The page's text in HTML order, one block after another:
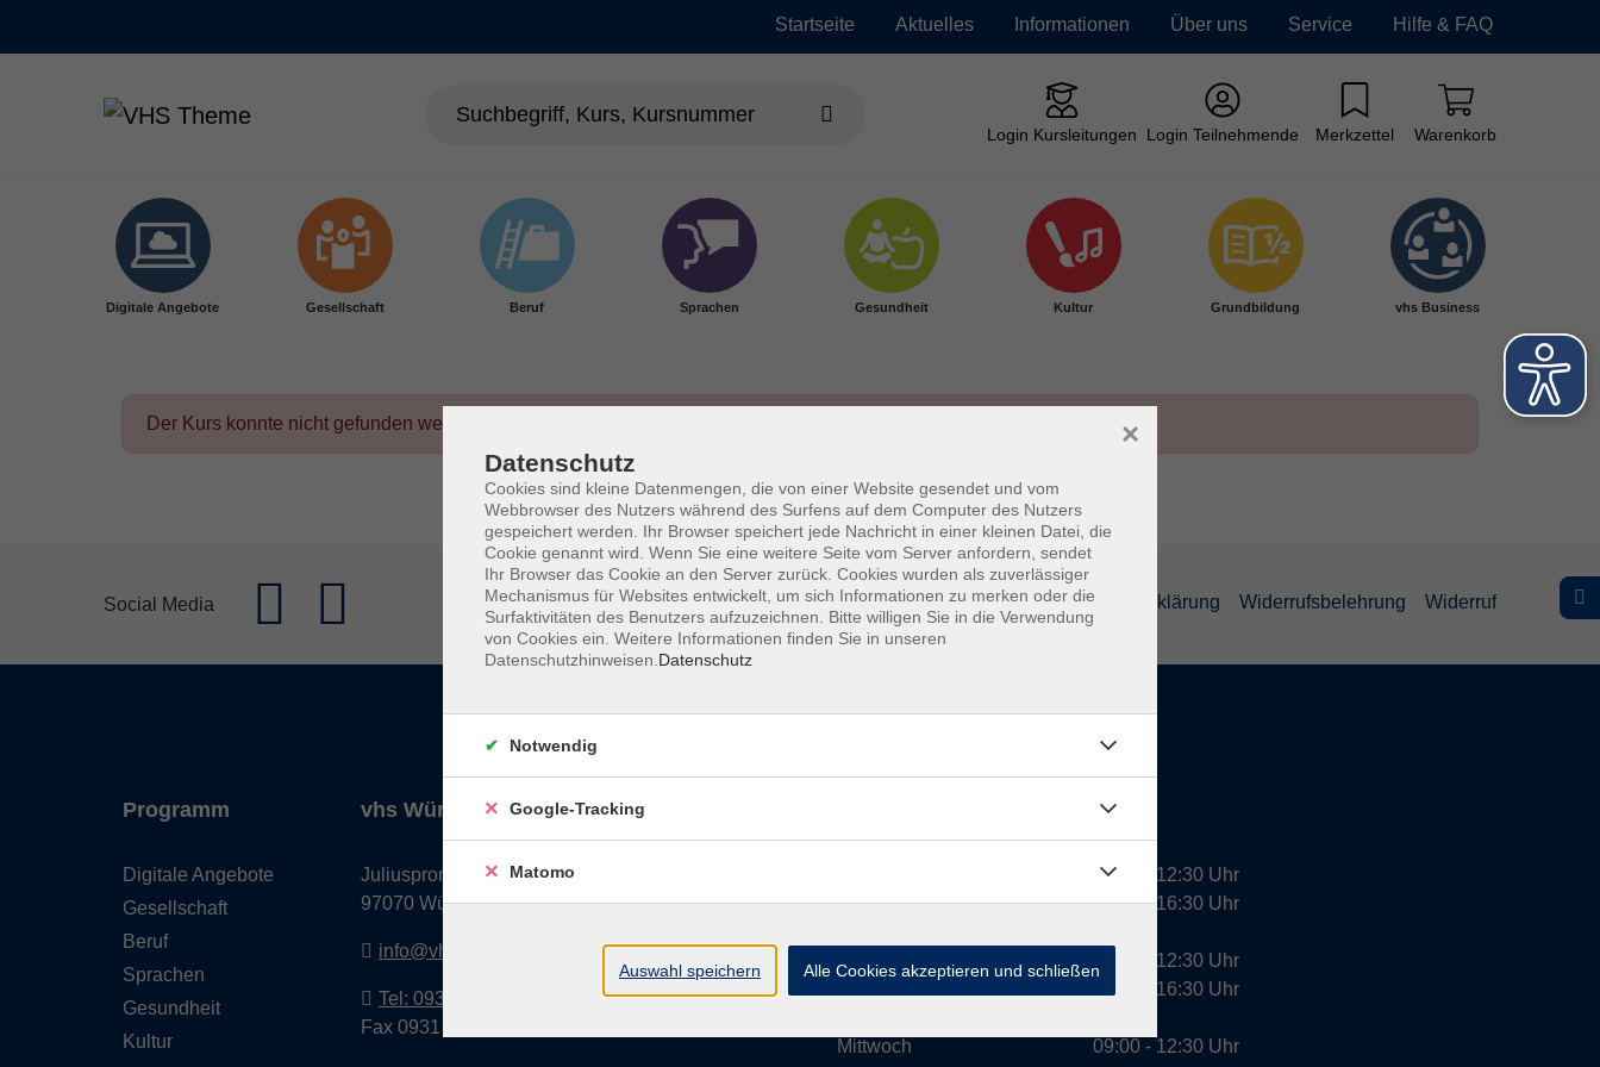
Startseite Aktuelles Informationen Über uns Service Hilfe & FAQ
Login Kursleitungen Login Teilnehmende Merkzettel Warenkorb
Digitale Angebote Gesellschaft Beruf Sprachen Gesundheit Kultur Grundbildung vhs Business
Der Kurs konnte nicht gefunden werden.
Social Media Impressum AGBs Datenschutzerklärung Barrierefreiheitserklärung Widerrufsbelehrung Widerruf
Programm
Digitale Angebote
Gesellschaft
Beruf
Sprachen
Gesundheit
Kultur
vhs Würzburg & Umgebung e. V.
Juliuspromenade 68
97070 Würzburg
info@vhs-wuerzburg.de
Tel: 0931 35593 0
Fax 0931 35593-20
Dienstag
Mittwoch
09:00 - 12:30 Uhr
13:00 - 16:30 Uhr
10:00 - 12:30 Uhr
13:00 - 16:30 Uhr
09:00 - 12:30 Uhr
Datenschutz
Cookies sind kleine Datenmengen, die von einer Website gesendet und vom
Webbrowser des Nutzers während des Surfens auf dem Computer des Nutzers
gespeichert werden. Ihr Browser speichert jede Nachricht in einer kleinen Datei, die
Cookie genannt wird. Wenn Sie eine weitere Seite vom Server anfordern, sendet
Ihr Browser das Cookie an den Server zurück. Cookies wurden als zuverlässiger
Mechanismus für Websites entwickelt, um sich Informationen zu merken oder die
Surfaktivitäten des Benutzers aufzuzeichnen. Bitte willigen Sie in die Verwendung
von Cookies ein. Weitere Informationen finden Sie in unseren
Datenschutzhinweisen. Datenschutz
×
Notwendig
Google-Tracking
Matomo
Auswahl speichern Alle Cookies akzeptieren und schließen